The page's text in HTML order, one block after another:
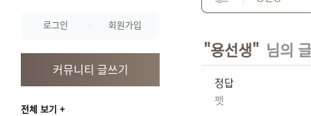
로그인 회원가입
커뮤니티 글쓰기
전체 보기
"용선생" 님의 글
정답
펫